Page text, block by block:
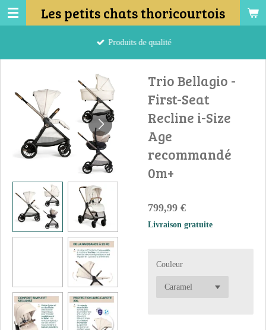
Passer
au
Les petits chats thoricourtois
Produits de qualité
Trio Bellagio -
First-Seat
Recline i-Size
Age
recommandé
0m+
799,99 €
Livraison gratuite
Couleur